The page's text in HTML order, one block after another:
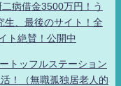
病借金3500万円！う
生、最後のサイト！全
ト絶賛！公開中
トッフルステーション
！（無職孤独居老人的